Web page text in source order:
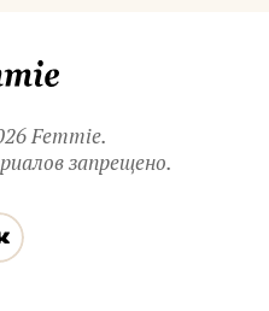
Femmie.
запрещено.
социальных